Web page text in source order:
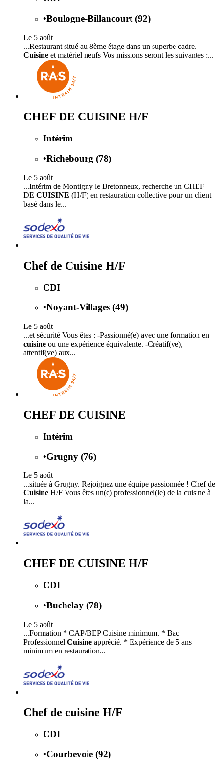
•Boulogne-Billancourt (92)
Le 5 août
...Restaurant situé au 8ème étage dans un superbe cadre.
Cuisine et matériel neufs Vos missions seront les suivantes :...
CHEF DE CUISINE H/F
Intérim
•Richebourg (78)
Le 5 août
...Intérim de Montigny le Bretonneux, recherche un CHEF
DE CUISINE (H/F) en restauration collective pour un client
basé dans le...
Chef de Cuisine H/F
CDI
•Noyant-Villages (49)
Le 5 août
...et sécurité Vous êtes : -Passionné(e) avec une formation en
cuisine ou une expérience équivalente. -Créatif(ve),
attentif(ve) aux...
CHEF DE CUISINE
Intérim
•Grugny (76)
Le 5 août
...située à Grugny. Rejoignez une équipe passionnée ! Chef de
Cuisine H/F Vous êtes un(e) professionnel(le) de la cuisine à
la...
CHEF DE CUISINE H/F
CDI
•Buchelay (78)
Le 5 août
...Formation * CAP/BEP Cuisine minimum. * Bac
Professionnel Cuisine apprécié. * Expérience de 5 ans
minimum en restauration...
Chef de cuisine H/F
CDI
•Courbevoie (92)